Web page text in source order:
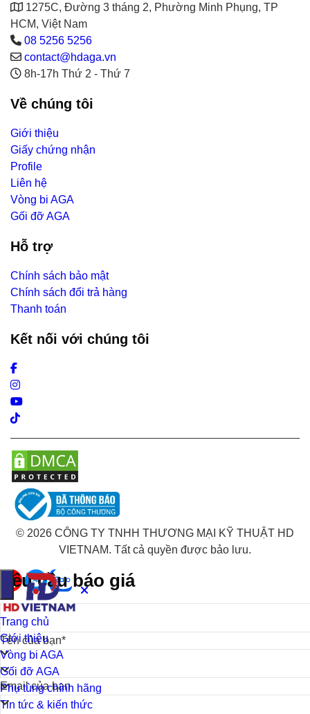
1275C, Đường 3 tháng 2, Phường Minh Phụng, TP
HCM, Việt Nam
08 5256 5256
contact@hdaga.vn
8h-17h Thứ 2 - Thứ 7
Về chúng tôi
Giới thiệu
Giấy chứng nhận
Profile
Liên hệ
Vòng bi AGA
Gối đỡ AGA
Hỗ trợ
Chính sách bảo mật
Chính sách đổi trả hàng
Thanh toán
Kết nối với chúng tôi
Facebook
Instagram
Youtube
Tiktok
© 2026 CÔNG TY TNHH THƯƠNG MẠI KỸ THUẬT HD
VIETNAM. Tất cả quyền được bảo lưu.
Yêu cầu báo giá
Tên của bạn*
Email của bạn
Trang chủ
Giới thiệu
Vòng bi AGA
Gối đỡ AGA
Phụ tùng chính hãng
Tin tức & kiến thức